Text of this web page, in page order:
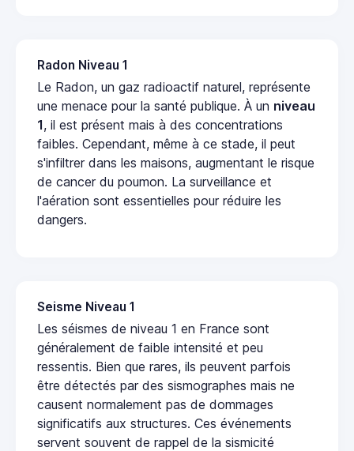
Radon Niveau 1
Le Radon, un gaz radioactif naturel, représente
une menace pour la santé publique. À un niveau
1, il est présent mais à des concentrations
faibles. Cependant, même à ce stade, il peut
s'infiltrer dans les maisons, augmentant le risque
de cancer du poumon. La surveillance et
l'aération sont essentielles pour réduire les
dangers.
Seisme Niveau 1
Les séismes de niveau 1 en France sont
généralement de faible intensité et peu
ressentis. Bien que rares, ils peuvent parfois
être détectés par des sismographes mais ne
causent normalement pas de dommages
significatifs aux structures. Ces événements
servent souvent de rappel de la sismicité